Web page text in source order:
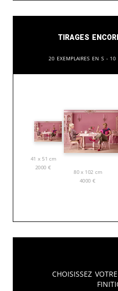
Tirages
20 exemplaires en S -
41 x 51 cm
2000€
80 x 102 cm
4000€
Choisissez